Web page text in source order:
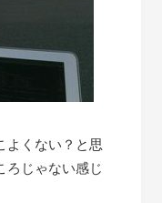
よくない？と思
ろじゃない感じ